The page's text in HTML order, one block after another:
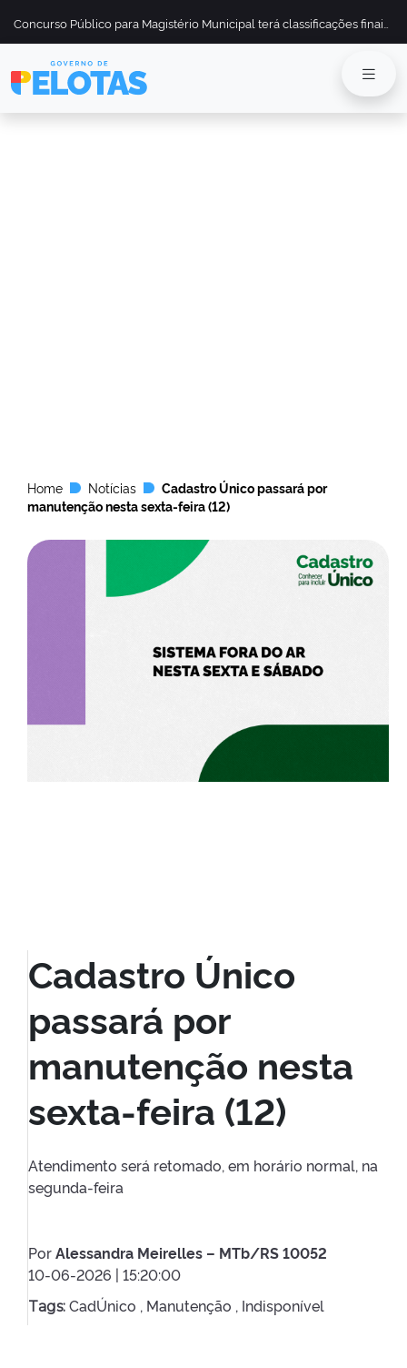
Home Notícias
Cadastro Único passará por
manutenção nesta sexta-feira (12)
Cadastro Único
passará por
manutenção nesta
sexta-feira (12)
Atendimento será retomado, em horário normal, na
segunda-feira
PorAlessandra Meirelles – MTb/RS 10052
10-06-2026 | 15:20:00
Tags: CadÚnico , Manutenção , Indisponível